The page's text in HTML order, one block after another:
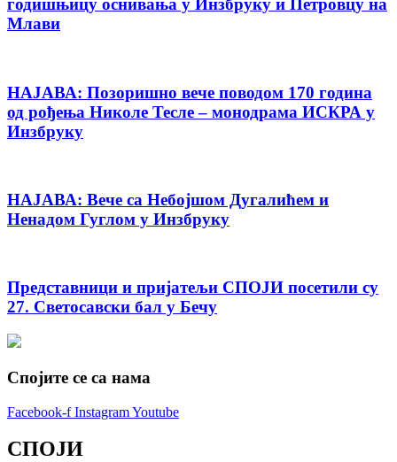
годишњицу оснивања у Инзбруку и Петровцу на
Млави
НАЈАВА: Позоришно вече поводом 170 година
од рођења Николе Тесле – монодрама ИСКРА у
Инзбруку
НАЈАВА: Вече са Небојшом Дугалићем и
Ненадом Гуглом у Инзбруку
Представници и пријатељи СПОЈИ посетили су
27. Светосавски бал у Бечу
Спојите се са нама
Facebook-f InstagramYoutube
СПОЈИ